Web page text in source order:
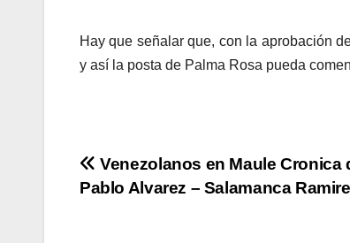
Hay que señalar que, con la aprobación
y así la posta de Palma Rosa pueda
Navegación
Venezolanos en Maule Cronica
Pablo Alvarez – Salamanca